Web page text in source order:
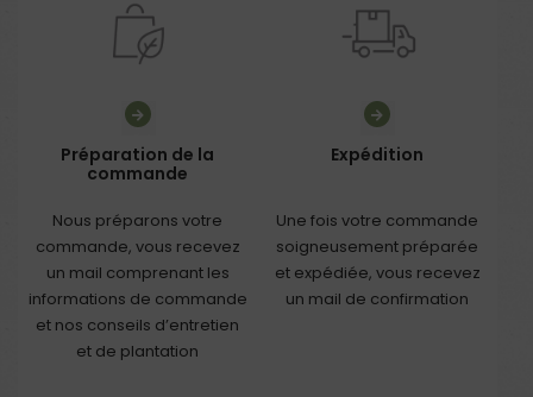
Préparation de la
commande
Nous préparons votre
commande, vous recevez
un mail comprenant les
informations de commande
et nos conseils d’entretien
et de plantation
Expédition
Une fois votre commande
soigneusement préparée
et expédiée, vous recevez
un mail de confirmation